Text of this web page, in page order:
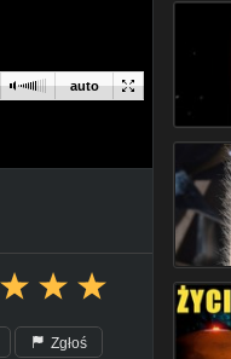
auto
Zgłoś